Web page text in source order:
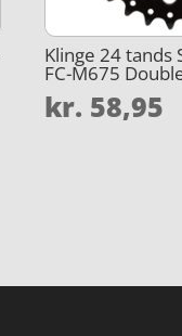
Klinge 24 tands
FC-M675
kr. 58,95